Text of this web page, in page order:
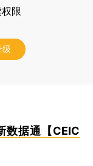
限
级
数据通【CEIC